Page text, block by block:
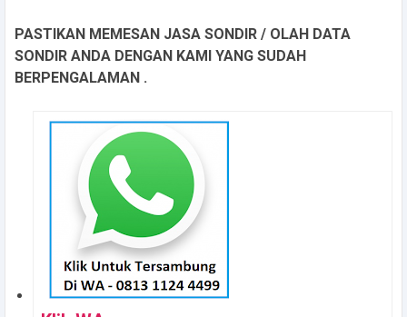
PASTIKAN MEMESAN JASA SONDIR / OLAH DATA
SONDIR ANDA DENGAN KAMI YANG SUDAH
BERPENGALAMAN .